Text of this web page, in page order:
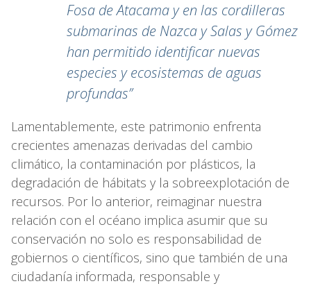
Fosa de Atacama y en las cordilleras
submarinas de Nazca y Salas y Gómez
han permitido identificar nuevas
especies y ecosistemas de aguas
profundas”
Lamentablemente, este patrimonio enfrenta
crecientes amenazas derivadas del cambio
climático, la contaminación por plásticos, la
degradación de hábitats y la sobreexplotación de
recursos. Por lo anterior, reimaginar nuestra
relación con el océano implica asumir que su
conservación no solo es responsabilidad de
gobiernos o científicos, sino que también de una
ciudadanía informada, responsable y